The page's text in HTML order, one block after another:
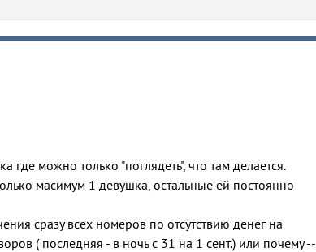
где можно только "поглядеть", что там делается.
масимум 1 девушка, остальные ей постоянно
сразу всех номеров по отсутствию денег на
( последняя - в ночь с 31 на 1 сент.) или почему --